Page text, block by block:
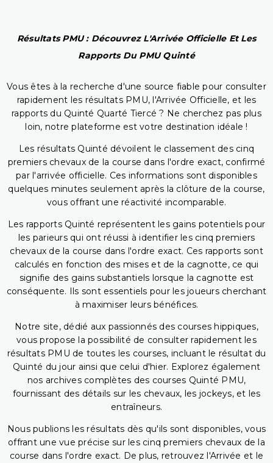
Résultats PMU : Découvrez L'Arrivée Officielle Et Les
Rapports Du PMU Quinté
Vous êtes à la recherche d'une source fiable pour consulter
rapidement les résultats PMU, l'Arrivée Officielle, et les
rapports du Quinté Quarté Tiercé ? Ne cherchez pas plus
loin, notre plateforme est votre destination idéale !
Les résultats Quinté dévoilent le classement des cinq
premiers chevaux de la course dans l'ordre exact, confirmé
par l'arrivée officielle. Ces informations sont disponibles
quelques minutes seulement après la clôture de la course,
vous offrant une réactivité incomparable.
Les rapports Quinté représentent les gains potentiels pour
les parieurs qui ont réussi à identifier les cinq premiers
chevaux de la course dans l'ordre exact. Ces rapports sont
calculés en fonction des mises et de la cagnotte, ce qui
signifie des gains substantiels lorsque la cagnotte est
conséquente. Ils sont essentiels pour les joueurs cherchant
à maximiser leurs bénéfices.
Notre site, dédié aux passionnés des courses hippiques,
vous propose la possibilité de consulter rapidement les
résultats PMU de toutes les courses, incluant le résultat du
Quinté du jour ainsi que celui d'hier. Explorez également
nos archives complètes des courses Quinté PMU,
fournissant des détails sur les chevaux, les jockeys, et les
entraîneurs.
Nous publions les résultats dès qu'ils sont disponibles, vous
offrant une vue précise sur les cinq premiers chevaux de la
course dans l'ordre exact. De plus, retrouvez l'Arrivée et le